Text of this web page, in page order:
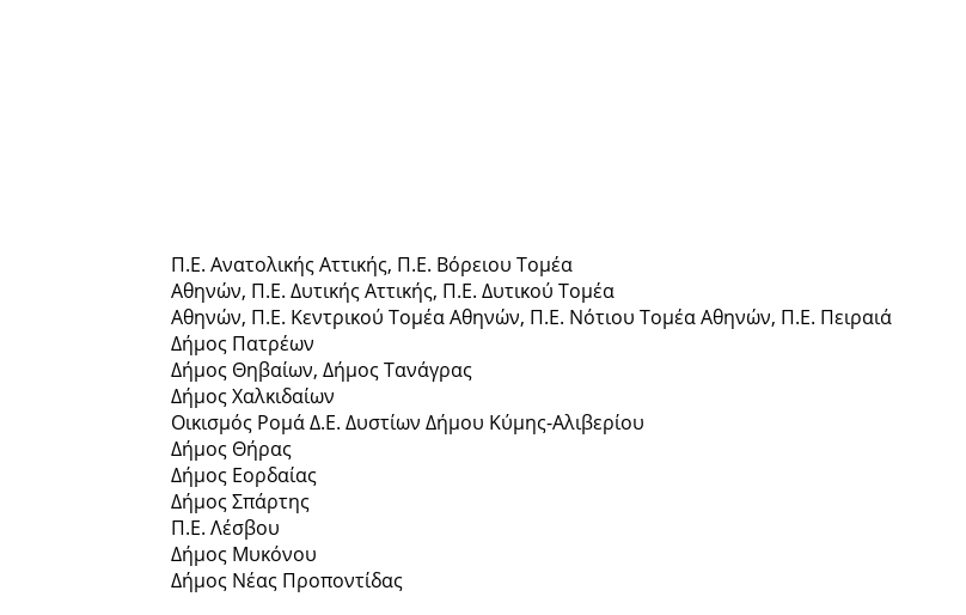
Π.Ε. Ανατολικής Αττικής, Π.Ε. Βόρειου Τομέα
Αθηνών, Π.Ε. Δυτικής Αττικής, Π.Ε. Δυτικού Τομέα
Αθηνών, Π.Ε. Κεντρικού Τομέα Αθηνών, Π.Ε. Νότιου Τομέα Αθηνών, Π.Ε. Πειραιά
Δήμος Πατρέων
Δήμος Θηβαίων, Δήμος Τανάγρας
Δήμος Χαλκιδαίων
Οικισμός Ρομά Δ.Ε. Δυστίων Δήμου Κύμης-Αλιβερίου
Δήμος Θήρας
Δήμος Εορδαίας
Δήμος Σπάρτης
Π.Ε. Λέσβου
Δήμος Μυκόνου
Δήμος Νέας Προποντίδας